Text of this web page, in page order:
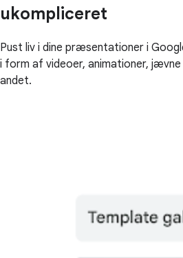
ukompliceret
Pust liv i dine præsentationer i
i form af videoer, animationer,
andet.